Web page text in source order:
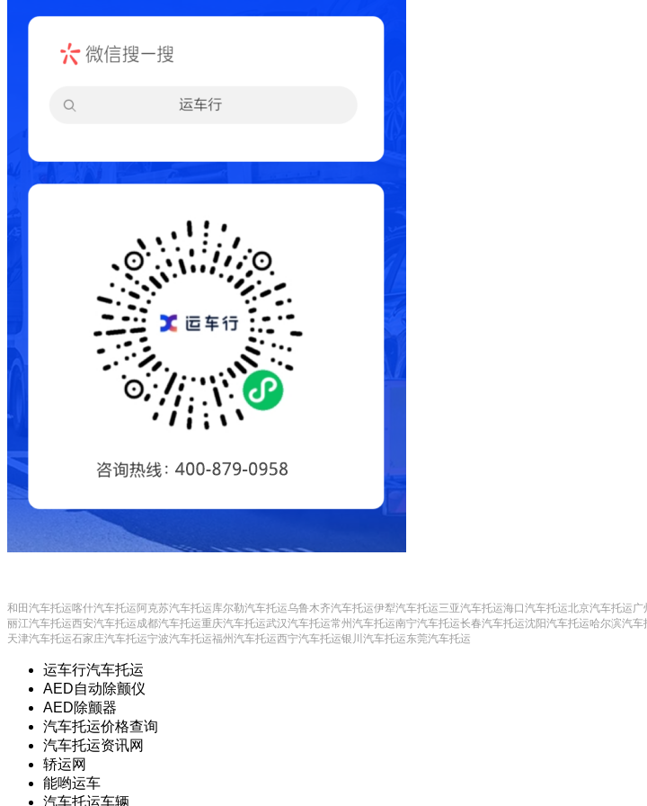
和田汽车托运喀什汽车托运阿克苏汽车托运库尔勒汽车托运乌鲁木齐汽车托运伊犁汽车托运三亚汽车托运海口汽车托运北京汽车托运广
丽江汽车托运西安汽车托运成都汽车托运重庆汽车托运武汉汽车托运常州汽车托运南宁汽车托运长春汽车托运沈阳汽车托运哈尔滨汽车
天津汽车托运石家庄汽车托运宁波汽车托运福州汽车托运西宁汽车托运银川汽车托运东莞汽车托运
运车行汽车托运
AED自动除颤仪
AED除颤器
汽车托运价格查询
汽车托运资讯网
轿运网
能哟运车
汽车托运车辆